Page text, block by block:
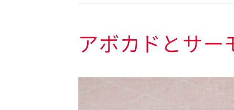
料理の基本
マヨネーズなど
アボカドとサー